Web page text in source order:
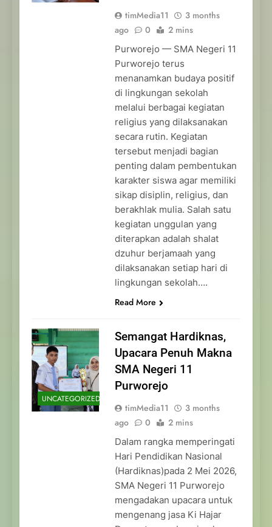
timMedia11
3 months
ago
0 2 mins
Purworejo — SMA Negeri 11
Purworejo terus
menanamkan budaya positif
di lingkungan sekolah
melalui berbagai kegiatan
religius yang dilaksanakan
secara rutin. Kegiatan
tersebut menjadi bagian
penting dalam pembentukan
karakter siswa agar memiliki
sikap disiplin, religius, dan
berakhlak mulia. Salah satu
kegiatan unggulan yang
diterapkan adalah shalat
dzuhur berjamaah yang
dilaksanakan setiap hari di
lingkungan sekolah….
Read More
UNCATEGORIZED
Semangat Hardiknas,
Upacara Penuh Makna
SMA Negeri 11
Purworejo
timMedia11
3 months
ago
0 2 mins
Dalam rangka memperingati
Hari Pendidikan Nasional
(Hardiknas)pada 2 Mei 2026,
SMA Negeri 11 Purworejo
mengadakan upacara untuk
mengenang jasa Ki Hajar